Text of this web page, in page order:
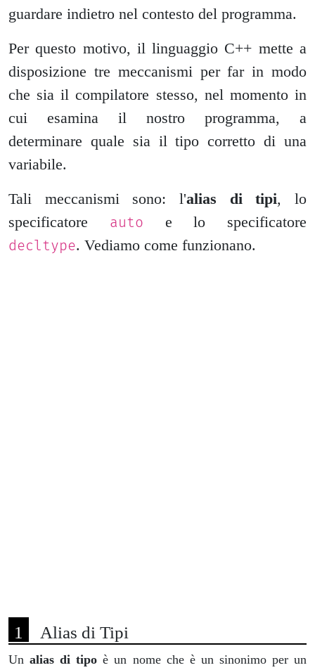
guardare indietro nel contesto del programma.
Per questo motivo, il linguaggio C++ mette a
disposizione tre meccanismi per far in modo
che sia il compilatore stesso, nel momento in
cui esamina il nostro programma, a
determinare quale sia il tipo corretto di una
variabile.
Tali meccanismi sono: l'alias di tipi, lo
specificatore auto e lo specificatore
decltype. Vediamo come funzionano.
Alias di Tipi
Unalias di tipo è un nome che è un sinonimo per un